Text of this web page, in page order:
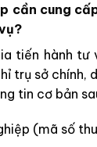
cần cung
tiến hành tư
trụ sở chính,
tin cơ bản
(mã số